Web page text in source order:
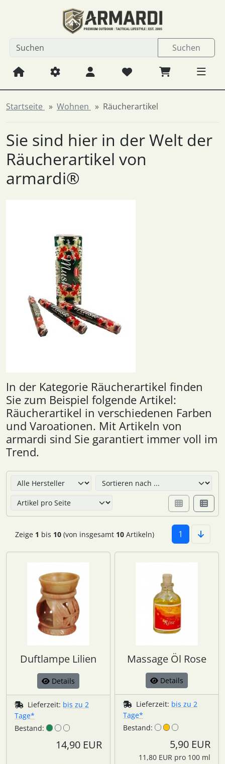
Sprungnavigation
Springe zum Inhalt Springe zur Navigation
Suchen
Startseite Wohnen Räucherartikel
Sie sind hier in der Welt der
Räucherartikel von
armardi®
In der Kategorie Räucherartikel finden
Sie zum Beispiel folgende Artikel:
Räucherartikel in verschiedenen Farben
und Varoationen. Mit Artikeln von
armardi sind Sie garantiert immer voll im
Trend.
Zeige 1 bis 10(von insgesamt 10Artikeln) 1
Duftlampe Lilien
Details
Lieferzeit: bis zu 2
Tage*
Bestand:
14,90 EUR
Massage Öl Rose
Details
Lieferzeit: bis zu 2
Tage*
Bestand:
5,90 EUR
11,80 EUR pro 100 ml